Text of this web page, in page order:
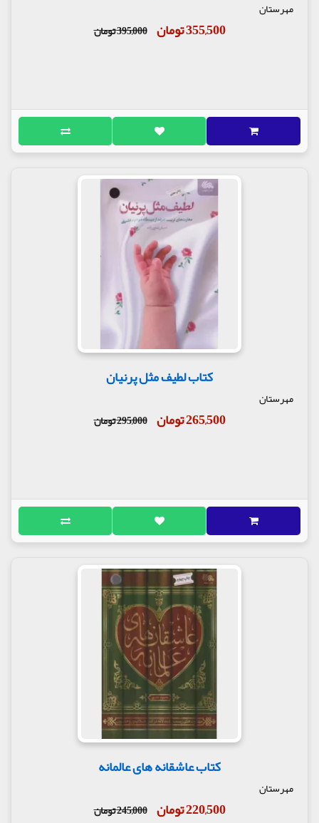
مهرستان
355,500 تومان 395,000 تومان
کتاب لطیف مثل پرنیان
مهرستان
265,500 تومان 295,000 تومان
کتاب عاشقانه های عالمانه
مهرستان
220,500 تومان 245,000 تومان